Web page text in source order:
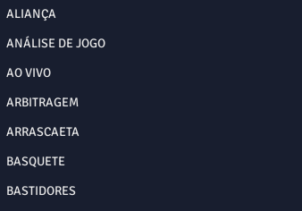
ALIANÇA
ANÁLISE DE JOGO
AO VIVO
ARBITRAGEM
ARRASCAETA
BASQUETE
BASTIDORES